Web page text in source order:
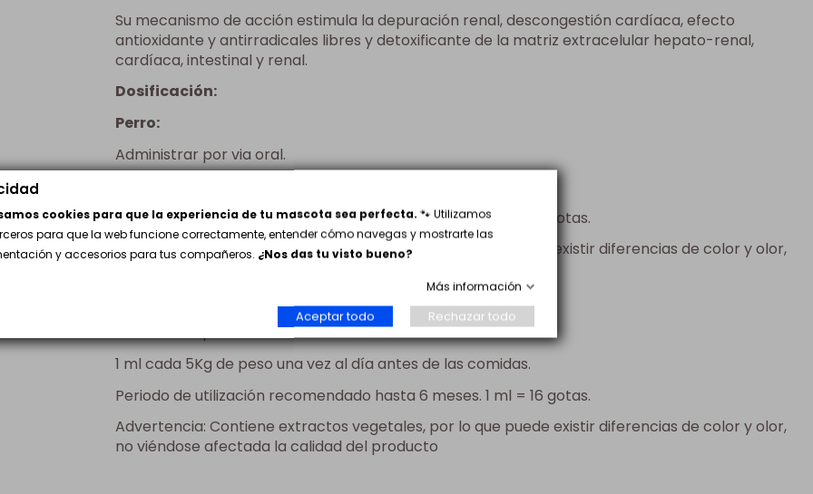
Su mecanismo de acción estimula la depuración renal, descongestión cardíaca, efecto
antioxidante y antirradicales libres y detoxificante de la matriz extracelular hepato-renal,
cardíaca, intestinal y renal.
Dosificación:
Perro:
Administrar por via oral.
Periodo de utilización recomendado hasta 6 meses. 1 ml = 16 gotas.
Advertencia: Contiene extractos vegetales, por lo que puede existir diferencias de color y olor,
Administrar por via oral.
1 ml cada 5Kg de peso una vez al día antes de las comidas.
Periodo de utilización recomendado hasta 6 meses. 1 ml = 16 gotas.
Advertencia: Contiene extractos vegetales, por lo que puede existir diferencias de color y olor,
no viéndose afectada la calidad del producto
cookies para que la experiencia de tu mascota sea perfecta. 🐾 Utilizamos
para que la web funcione correctamente, entender cómo navegas y mostrarte las
y accesorios para tus compañeros. ¿Nos das tu visto bueno?
Más información
Aceptar todo Rechazar todo